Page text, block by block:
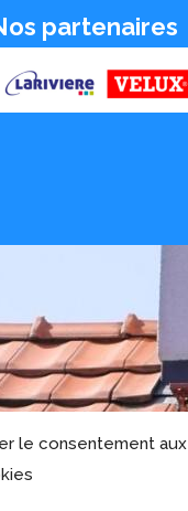
le consentement aux
partenaires